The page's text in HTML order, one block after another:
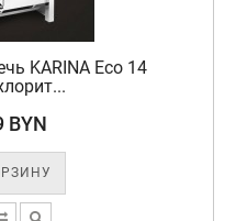
KARINA Eco 14
BYN